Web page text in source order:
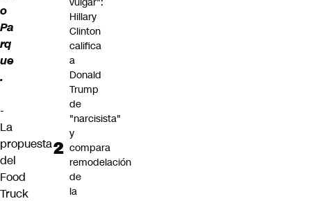
o
Pa
rq
ue
.
-
La
propuesta
del
Food
Truck
Hillary
Clinton
califica
a
Donald
Trump
de
"narcisista"
y
compara
remodelación
de
la